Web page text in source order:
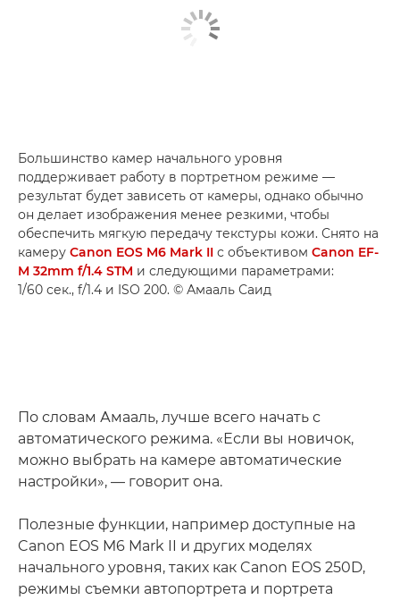
Большинство камер начального уровня
поддерживает работу в портретном режиме —
результат будет зависеть от камеры, однако обычно
он делает изображения менее резкими, чтобы
обеспечить мягкую передачу текстуры кожи. Снято на
камеру Canon EOS M6 Mark II с объективом Canon EF-
M 32mm f/1.4 STM и следующими параметрами:
1/60 сек., f/1.4 и ISO 200. © Амааль Саид
По словам Амааль, лучше всего начать с
автоматического режима. «Если вы новичок,
можно выбрать на камере автоматические
настройки», — говорит она.
Полезные функции, например доступные на
Canon EOS M6 Mark II и других моделях
начального уровня, таких как Canon EOS 250D,
режимы съемки автопортрета и портрета